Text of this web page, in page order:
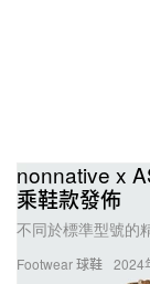
Footwear 球鞋
nonnative x
乘鞋款發佈
不同於標準型號的
2024